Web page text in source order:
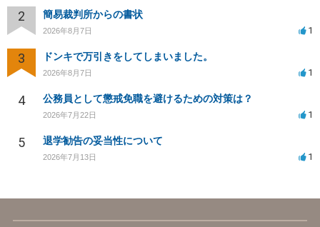
2 簡易裁判所からの書状
2026年8月7日 1
3 ドンキで万引きをしてしまいました。
2026年8月7日 1
4 公務員として懲戒免職を避けるための対策は？
2026年7月22日 1
5 退学勧告の妥当性について
2026年7月13日 1